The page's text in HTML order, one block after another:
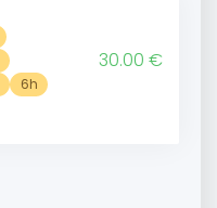
6h
30.00 €